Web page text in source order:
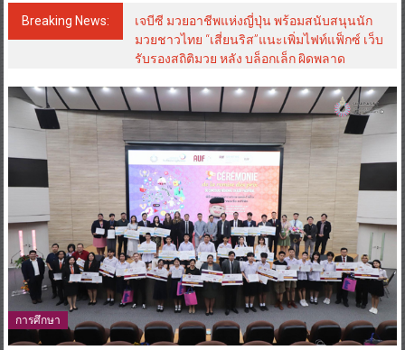
Breaking News:
เจบีซี มวยอาชีพแห่งญี่ปุ่น พร้อมสนับสนุนนัก
มวยชาวไทย “เสี่ยนริส”แนะเพิ่มไฟท์แฟ็กซ์ เว็บ
รับรองสถิติมวย หลัง บล็อกเล็ก ผิดพลาด
การศึกษา